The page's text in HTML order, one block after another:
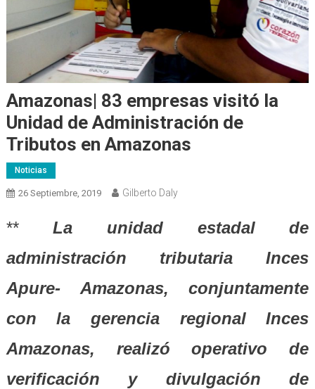
Amazonas| 83 empresas visitó la
Unidad de Administración de
Tributos en Amazonas
Noticias
26 Septiembre, 2019 Gilberto Daly
**La unidad estadal de
administración tributaria Inces
Apure- Amazonas, conjuntamente
con la gerencia regional Inces
Amazonas, realizó operativo de
verificación y divulgación de